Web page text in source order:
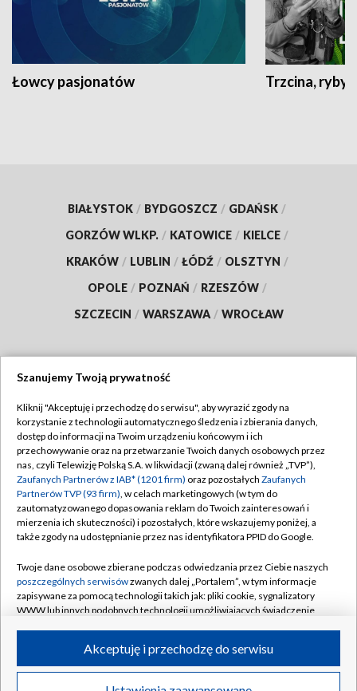
Łowcy pasjonatów Trzcina, ryby
BIAŁYSTOK / BYDGOSZCZ / GDAŃSK /
GORZÓW WLKP. / KATOWICE / KIELCE /
KRAKÓW / LUBLIN / ŁÓDŹ / OLSZTYN /
OPOLE / POZNAŃ / RZESZÓW /
SZCZECIN / WARSZAWA / WROCŁAW
TVP
Abonament TVP
Emisja w TVP
Centrum informacji TVP
Naziemna Telewizja Cyfrowa
Rada Programowa
System NOS
Informacje o nadawcy
Program dla prasy
Regulamin TVP
Polityka prywatności
Moje zgody
Pomoc
Kontakt
Kanały
©2026 Telewizja Polska S.A. w likwidacji
Szanujemy Twoją prywatność
Kliknij "Akceptuję i przechodzę do serwisu", aby wyrazić zgody na
korzystanie z technologii automatycznego śledzenia i zbierania danych,
dostęp do informacji na Twoim urządzeniu końcowym i ich
przechowywanie oraz na przetwarzanie Twoich danych osobowych przez
nas, czyli Telewizję Polską S.A. w likwidacji (zwaną dalej również „TVP”),
Zaufanych Partnerów z IAB* (1201 firm) oraz pozostałych Zaufanych
Partnerów TVP (93 firm), w celach marketingowych (w tym do
zautomatyzowanego dopasowania reklam do Twoich zainteresowań i
mierzenia ich skuteczności) i pozostałych, które wskazujemy poniżej, a
także zgody na udostępnianie przez nas identyfikatora PPID do Google.
Twoje dane osobowe zbierane podczas odwiedzania przez Ciebie naszych
poszczególnych serwisówzwanych dalej „Portalem”, w tym informacje
zapisywane za pomocą technologii takich jak: pliki cookie, sygnalizatory
WWW lub innych podobnych technologii umożliwiających świadczenie
ruchu w Internecie.
Twoje dane osobowe zbierane podczas odwiedzania przez Ciebie
Akceptuję i przechodzę do serwisu